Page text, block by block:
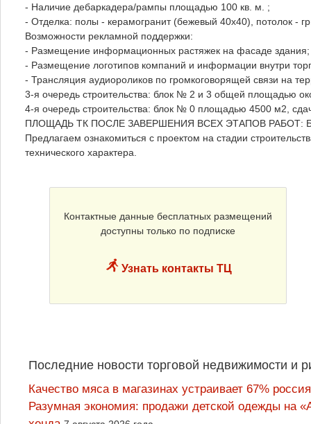
- Наличие дебаркадера/рампы площадью 100 кв. м. ;
- Отделка: полы - керамогранит (бежевый 40х40), потолок -
Возможности рекламной поддержки:
- Размещение информационных растяжек на фасаде здания;
- Размещение логотипов компаний и информации внутри
- Трансляция аудиороликов по громкоговорящей связи на
3-я очередь строительства: блок № 2 и 3 общей площадью
4-я очередь строительства: блок № 0 площадью 4500 м2,
ПЛОЩАДЬ ТК ПОСЛЕ ЗАВЕРШЕНИЯ ВСЕХ ЭТАПОВ РАБОТ:
Предлагаем ознакомиться с проектом на стадии
технического характера.
Контактные данные бесплатных размещений
доступны только по подписке
Узнать контакты ТЦ
Последние новости торговой недвижимости и
Качество мяса в магазинах устраивает 67%
Разумная экономия: продажи детской одежды на